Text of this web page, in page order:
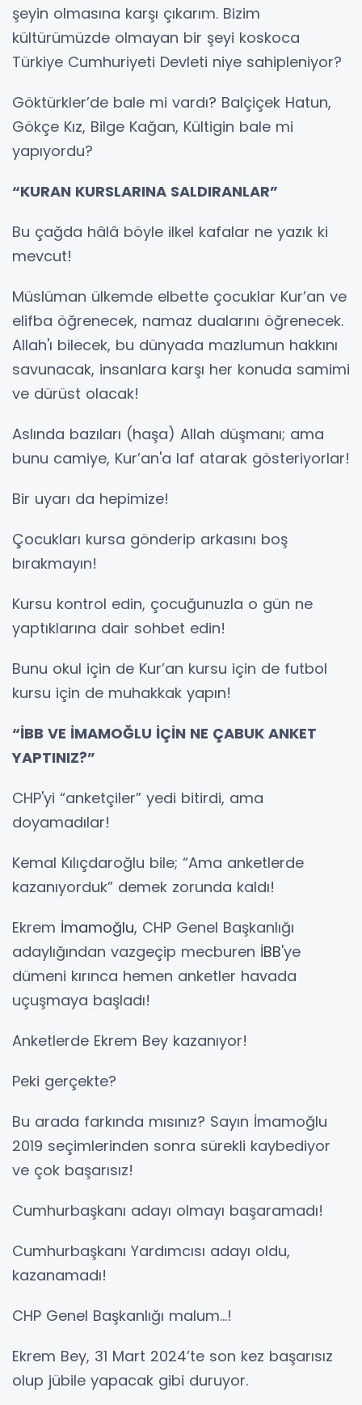
şeyin olmasına karşı çıkarım. Bizim
kültürümüzde olmayan bir şeyi koskoca
Türkiye Cumhuriyeti Devleti niye sahipleniyor?
Göktürkler’de bale mi vardı? Balçiçek Hatun,
Gökçe Kız, Bilge Kağan, Kültigin bale mi
yapıyordu?
“KURAN KURSLARINA SALDIRANLAR”
Bu çağda hâlâ böyle ilkel kafalar ne yazık ki
mevcut!
Müslüman ülkemde elbette çocuklar Kur’an ve
elifba öğrenecek, namaz dualarını öğrenecek.
Allah'ı bilecek, bu dünyada mazlumun hakkını
savunacak, insanlara karşı her konuda samimi
ve dürüst olacak!
Aslında bazıları (haşa) Allah düşmanı; ama
bunu camiye, Kur’an'a laf atarak gösteriyorlar!
Bir uyarı da hepimize!
Çocukları kursa gönderip arkasını boş
bırakmayın!
Kursu kontrol edin, çocuğunuzla o gün ne
yaptıklarına dair sohbet edin!
Bunu okul için de Kur’an kursu için de futbol
kursu için de muhakkak yapın!
“İBB VE İMAMOĞLU İÇİN NE ÇABUK ANKET
YAPTINIZ?”
CHP'yi “anketçiler” yedi bitirdi, ama
doyamadılar!
Kemal Kılıçdaroğlu bile; “Ama anketlerde
kazanıyorduk” demek zorunda kaldı!
Ekrem İmamoğlu, CHP Genel Başkanlığı
adaylığından vazgeçip mecburen İBB'ye
dümeni kırınca hemen anketler havada
uçuşmaya başladı!
Anketlerde Ekrem Bey kazanıyor!
Peki gerçekte?
Bu arada farkında mısınız? Sayın İmamoğlu
2019 seçimlerinden sonra sürekli kaybediyor
ve çok başarısız!
Cumhurbaşkanı adayı olmayı başaramadı!
Cumhurbaşkanı Yardımcısı adayı oldu,
kazanamadı!
CHP Genel Başkanlığı malum...!
Ekrem Bey, 31 Mart 2024’te son kez başarısız
olup jübile yapacak gibi duruyor.